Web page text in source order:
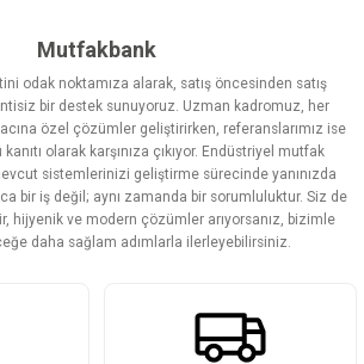
için teşekkür ederiz.
bozuk veya görüntülenemiyor.
eksik bilgiler bulunuyor.
bulunuyor.
daha pahalı.
farklı alternatifler olmalı.
Mutfakbank
odak noktamıza alarak, satış öncesinden satış
bir destek sunuyoruz. Uzman kadromuz, her
özel çözümler geliştirirken, referanslarımız ise
olarak karşınıza çıkıyor. Endüstriyel mutfak
sistemlerinizi geliştirme sürecinde yanınızda
bir iş değil; aynı zamanda bir sorumluluktur. Siz de
hijyenik ve modern çözümler arıyorsanız, bizimle
daha sağlam adımlarla ilerleyebilirsiniz.